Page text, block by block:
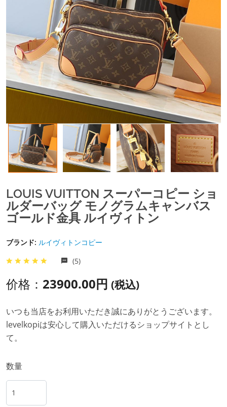
LOUIS VUITTON スーパーコピー ショ
ルダーバッグ モノグラムキャンバス
ゴールド金具 ルイヴィトン
ブランド: ルイヴィトンコピー
(5)
价格： 23900.00円 (税込)
いつも当店をお利用いただき誠にありがとうございます。
levelkopiは安心して購入いただけるショップサイトとし
て。
数量